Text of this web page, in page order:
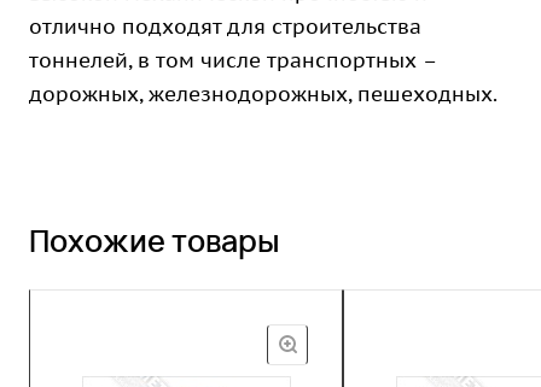
отлично подходят для строительства
тоннелей, в том числе транспортных –
дорожных, железнодорожных, пешеходных.
Похожие товары